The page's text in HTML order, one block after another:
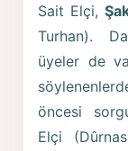
Sait Elçi,
Turhan).
üyeler de
öncesi
Elçi